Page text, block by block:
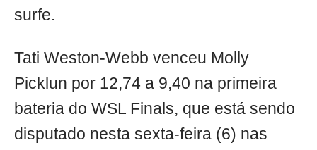
surfe.
Tati Weston-Webb venceu Molly
Picklun por 12,74 a 9,40 na primeira
bateria do WSL Finals, que está sendo
disputado nesta sexta-feira (6) nas